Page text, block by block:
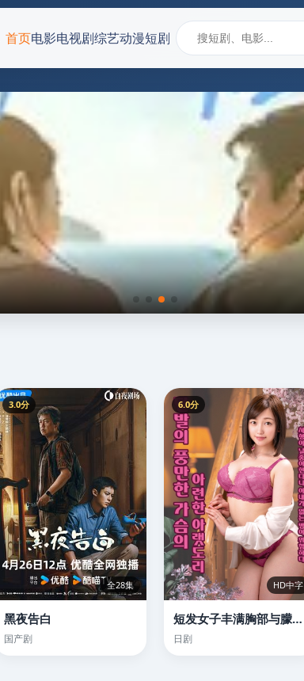
首页电影电视剧综艺动漫短剧
3.0分
全28集
黑夜告白
国产剧
6.0分
HD中字
短发女子丰满胸部与朦胧的下体
日剧